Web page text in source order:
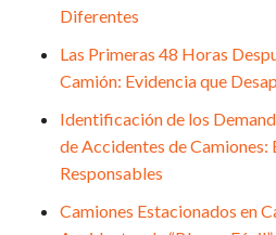
Diferentes
Las Primeras 48 Horas
Camión: Evidencia que
Identificación de los
de Accidentes de Camiones:
Responsables
Camiones Estacionados en